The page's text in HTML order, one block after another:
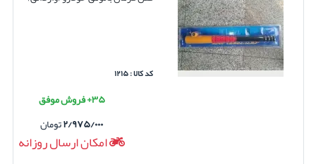
کد کالا : ۱۲۱۵
۳۵+ فروش موفق
۲/۹۷۵/۰۰۰تومان
امکان ارسال روزانه